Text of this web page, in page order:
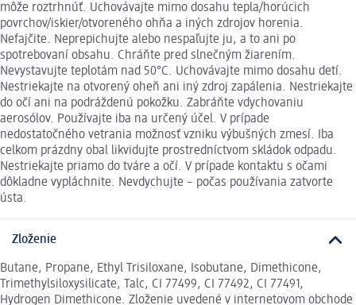
môže roztrhnúť. Uchovávajte mimo dosahu tepla/horúcich
povrchov/iskier/otvoreného ohňa a iných zdrojov horenia.
Nefajčite. Neprepichujte alebo nespaľujte ju, a to ani po
spotrebovaní obsahu. Chráňte pred slnečným žiarením.
Nevystavujte teplotám nad 50°C. Uchovávajte mimo dosahu detí.
Nestriekajte na otvorený oheň ani iný zdroj zapálenia. Nestriekajte
do očí ani na podráždenú pokožku. Zabráňte vdychovaniu
aerosólov. Používajte iba na určený účel. V prípade
nedostatočného vetrania možnosť vzniku výbušných zmesí. Iba
celkom prázdny obal likvidujte prostredníctvom skládok odpadu.
Nestriekajte priamo do tváre a očí. V prípade kontaktu s očami
dôkladne vypláchnite. Nevdychujte – počas používania zatvorte
ústa.
Zloženie
Butane, Propane, Ethyl Trisiloxane, Isobutane, Dimethicone,
Trimethylsiloxysilicate, Talc, CI 77499, CI 77492, CI 77491,
Hydrogen Dimethicone. Zloženie uvedené v internetovom obchode